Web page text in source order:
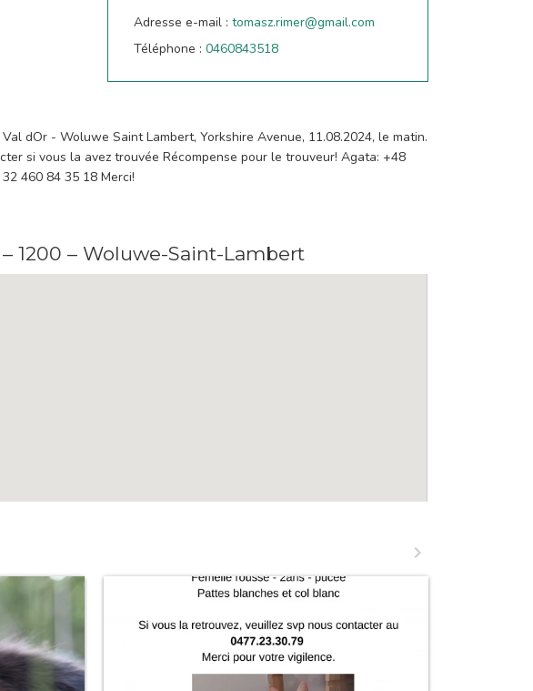
dOr - Woluwe Saint Lambert, Yorkshire Avenue, 11.08.2024, le matin.
si vous la avez trouvée Récompense pour le trouveur! Agata: +48
460 84 35 18 Merci!
Adresse e-mail :tomasz.rimer@gmail.com
Téléphone :0460843518
1200 – Woluwe-Saint-Lambert